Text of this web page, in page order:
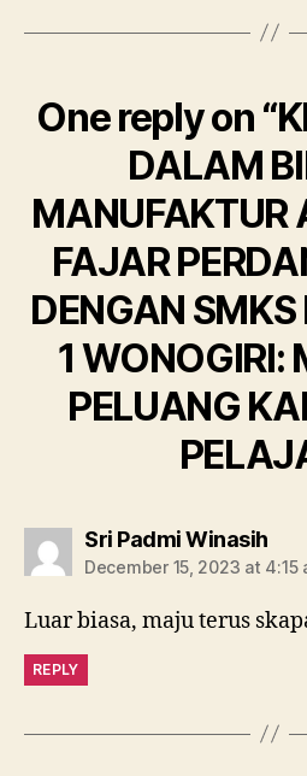
One reply on
DALAM
MANUFAKTUR
FAJAR
DENGAN
1 WONOGIRI:
PELUANG
Sri Padmi Winasih
December 15, 2023 at 4:15
Luar biasa, maju terus
REPLY